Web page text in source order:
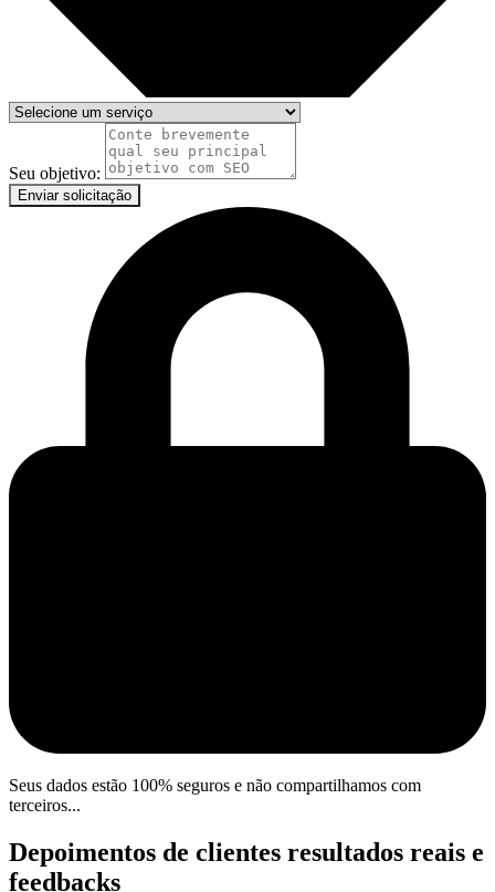
Seu objetivo:
Enviar solicitação
Seus dados estão 100% seguros e não compartilhamos com
terceiros...
Depoimentos de clientes resultados reais e
feedbacks